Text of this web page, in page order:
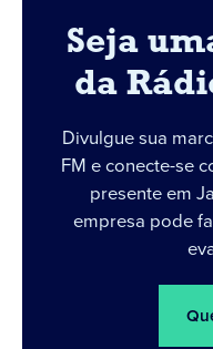
Seja
da
Divulgue sua
FM e conecte-se
presente em
empresa pode